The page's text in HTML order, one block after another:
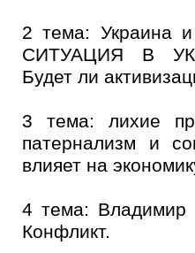
2 тема: Украина
СИТУАЦИЯ В
Будет ли
3 тема: лихие
патернализм и
влияет на
4 тема: Владимир
Конфликт.